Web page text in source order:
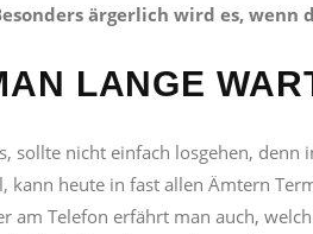
ärgerlich wird es,
LANGE
sollte nicht einfach losgehen,
kann heute in fast allen Ämtern
am Telefon erfährt man auch,